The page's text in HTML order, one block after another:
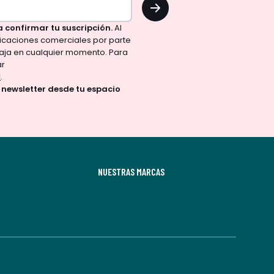
confirmar tu suscripción.Al
comerciales por parte
en cualquier momento. Para
.
desde tu espacio
NUESTRAS MARCAS